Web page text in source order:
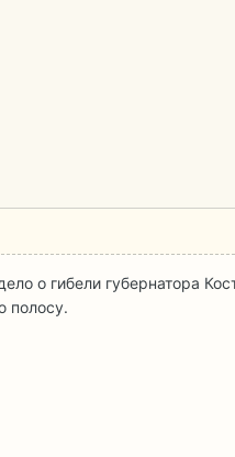
о гибели губернатора
полосу.